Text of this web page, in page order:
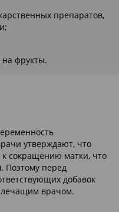
препаратов,
на фрукты.
утверждают, что
сокращению матки, что
Поэтому перед
добавок
лечащим врачом.